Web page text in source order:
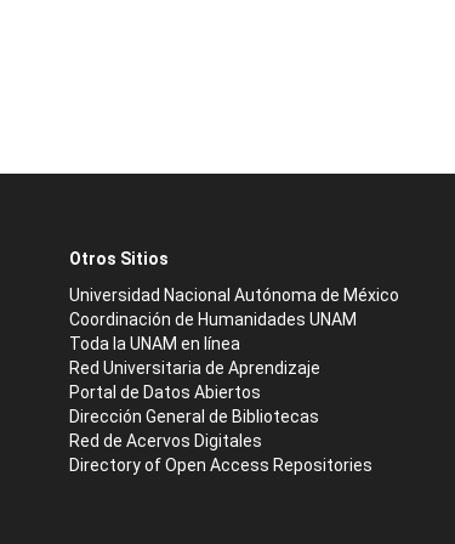
Otros Sitios
Universidad Nacional Autónoma de México
Coordinación de Humanidades UNAM
Toda la UNAM en línea
Red Universitaria de Aprendizaje
Portal de Datos Abiertos
Dirección General de Bibliotecas
Red de Acervos Digitales
Directory of Open Access Repositories